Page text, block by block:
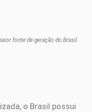
fonte de geração do Brasil.
o Brasil possui